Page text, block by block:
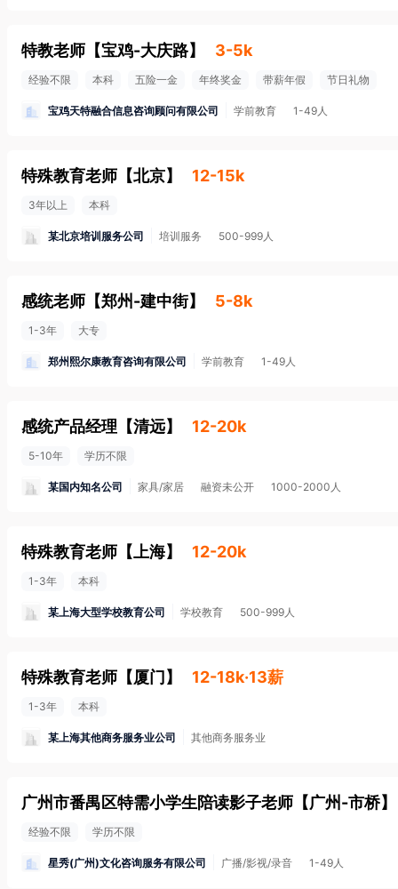
特教老师 【宝鸡-大庆路】 3-5k
经验不限 本科 五险一金 年终奖金 带薪年假 节日礼物
宝鸡天特融合信息咨询顾问有限公司 学前教育 1-49人
特殊教育老师 【北京】 12-15k
3年以上 本科
某北京培训服务公司 培训服务 500-999人
感统老师 【郑州-建中街】 5-8k
1-3年 大专
郑州熙尔康教育咨询有限公司 学前教育 1-49人
感统产品经理 【清远】 12-20k
5-10年 学历不限
某国内知名公司 家具/家居 融资未公开 1000-2000人
特殊教育老师 【 上海】 12-20k
1-3年 本科
某上海大型学校教育公司 学校教育 500-999人
特殊教育老师 【厦门 】 12-18k·13薪
1-3年 本科
某上海其他商务服务业公司 其他商务服务业
广州市番禺区特需小学生陪读影子老师 【广州-市桥】
经验不限 学历不限
星秀(广州)文化咨询服务有限公司 广播/影视/录音 1-49人